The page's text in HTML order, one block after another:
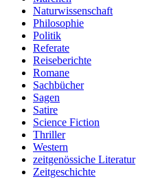
Naturwissenschaft
Philosophie
Politik
Referate
Reiseberichte
Romane
Sachbücher
Sagen
Satire
Science Fiction
Thriller
Western
zeitgenössiche Literatur
Zeitgeschichte